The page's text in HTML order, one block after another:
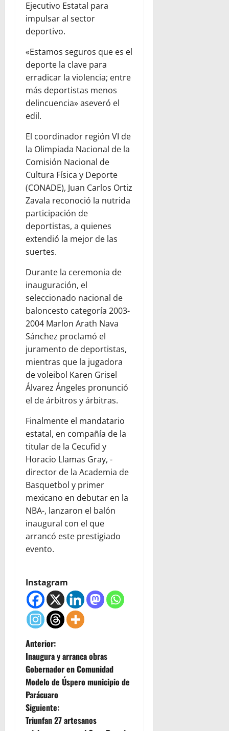
Ejecutivo Estatal para
impulsar al sector
deportivo.
«Estamos seguros que es el
deporte la clave para
erradicar la violencia; entre
más deportistas menos
delincuencia» aseveró el
edil.
El coordinador región VI de
la Olimpiada Nacional de la
Comisión Nacional de
Cultura Física y Deporte
(CONADE), Juan Carlos Ortiz
Zavala reconoció la nutrida
participación de
deportistas, a quienes
extendió la mejor de las
suertes.
Durante la ceremonia de
inauguración, el
seleccionado nacional de
baloncesto categoría 2003-
2004 Marlon Arath Nava
Sánchez proclamó el
juramento de deportistas,
mientras que la jugadora
de voleibol Karen Grisel
Álvarez Ángeles pronunció
el de árbitros y árbitras.
Finalmente el mandatario
estatal, en compañía de la
titular de la Cecufid y
Horacio Llamas Gray, -
director de la Academia de
Basquetbol y primer
mexicano en debutar en la
NBA-, lanzaron el balón
inaugural con el que
arrancó este prestigiado
evento.
Instagram
N
a
v
e
Anterior:
Inaugura y arranca obras
Gobernador en Comunidad
Modelo de Úspero municipio de
Parácuaro
Siguiente:
Triunfan 27 artesanos